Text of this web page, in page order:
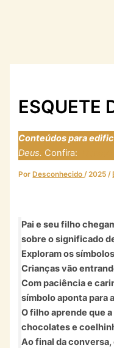
ESQUETE
Conteúdos para
Deus. Confira:
Por Desconhecido/2025/
Pai e seu filho
sobre o significado
Exploram os
Crianças vão
Com paciência e
símbolo aponta para
O filho aprende que
chocolates e
Ao final da